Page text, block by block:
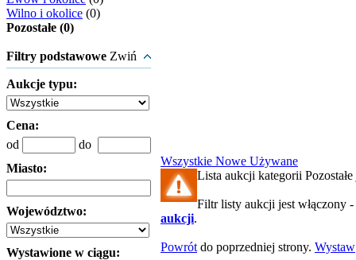
Wilno i okolice (0)
Pozostałe (0)
Filtry podstawowe Zwiń
Aukcje typu:
Cena:
od
do
Miasto:
Województwo:
Wystawione w ciągu:
Wszystkie Nowe Używane
Lista aukcji kategorii Pozostałe
Filtr listy aukcji jest włączony -
aukcji.
Powrót do poprzedniej strony. Wystaw